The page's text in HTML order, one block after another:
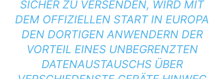
SICHER ZU VERSENDEN, WIRD MIT
DEM OFFIZIELLEN START IN EUROPA
DEN DORTIGEN ANWENDERN DER
VORTEIL EINES UNBEGRENZTEN
DATENAUSTAUSCHS ÜBER